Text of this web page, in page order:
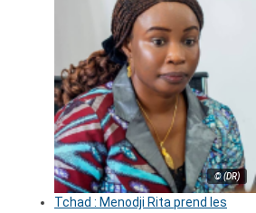
© (DR)
Tchad : Menodji Rita prend les